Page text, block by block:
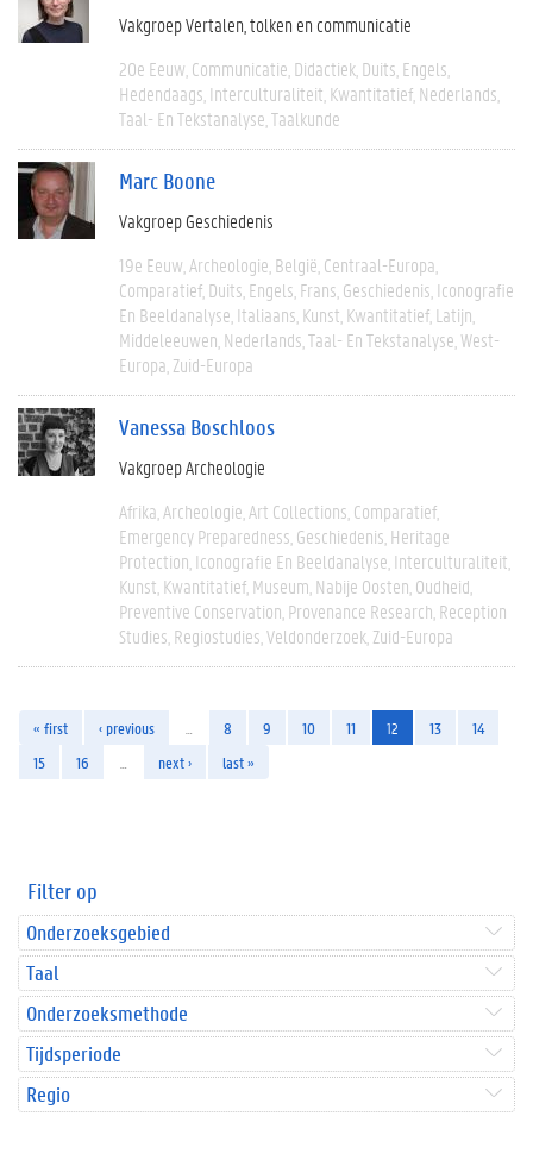
Vakgroep Vertalen, tolken en communicatie
20e Eeuw Communicatie Didactiek Duits Engels
Hedendaags Interculturaliteit Kwantitatief Nederlands
Taal- En Tekstanalyse Taalkunde
Marc Boone
Vakgroep Geschiedenis
19e Eeuw Archeologie België Centraal-Europa
Comparatief Duits Engels Frans Geschiedenis Iconografie
En Beeldanalyse Italiaans Kunst Kwantitatief Latijn
Middeleeuwen Nederlands Taal- En Tekstanalyse West-
Europa Zuid-Europa
Vanessa Boschloos
Vakgroep Archeologie
Afrika Archeologie Art Collections Comparatief
Emergency Preparedness Geschiedenis Heritage
Protection Iconografie En Beeldanalyse Interculturaliteit
Kunst Kwantitatief Museum Nabije Oosten Oudheid
Preventive Conservation Provenance Research Reception
Studies Regiostudies Veldonderzoek Zuid-Europa
« first ‹ previous 8 9 10 11 12 13
14
15
16 next › last »
Filter op
Onderzoeksgebied
Taal
Onderzoeksmethode
Tijdsperiode
Regio